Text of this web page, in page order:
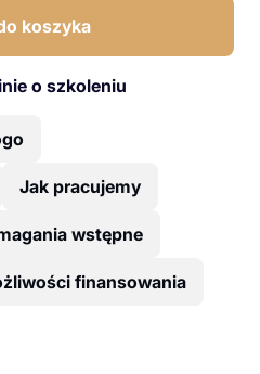
koszyka
o szkoleniu
Jak pracujemy
wstępne
finansowania